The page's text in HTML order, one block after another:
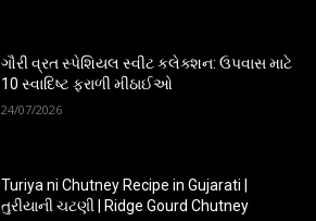
ગૌરી વ્રત સ્પેશિયલ સ્વીટ કલેક્શન: ઉપવાસ માટે
10 સ્વાદિષ્ટ ફરાળી મીઠાઈઓ
24/07/2026
Turiya ni Chutney Recipe in Gujarati |
તુરીયાની ચટણી | Ridge Gourd Chutney